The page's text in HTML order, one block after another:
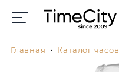
Главная Каталог часов